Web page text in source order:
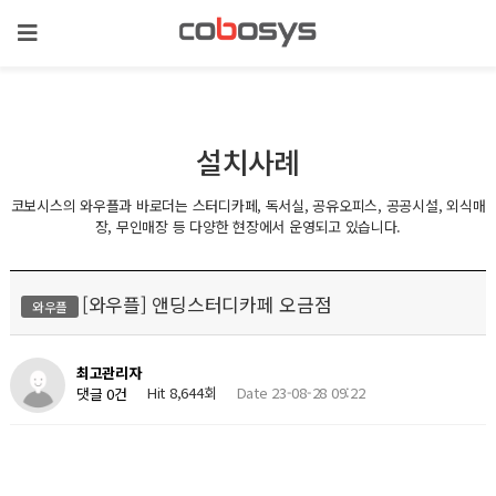
설치사례
코보시스의 와우플과 바로더는 스터디카페, 독서실, 공유오피스, 공공시설, 외식매
장, 무인매장 등 다양한 현장에서 운영되고 있습니다.
와우플 [와우플] 앤딩스터디카페 오금점
최고관리자
댓글 0건
Hit 8,644회 Date 23-08-28 09:22